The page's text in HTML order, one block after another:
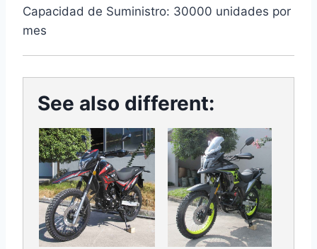
Capacidad de Suministro: 30000 unidades por
mes
See also different: